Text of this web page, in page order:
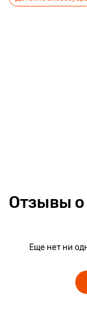
Отзывы о
Еще нет ни